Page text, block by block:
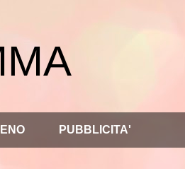
PUBBLICITA'